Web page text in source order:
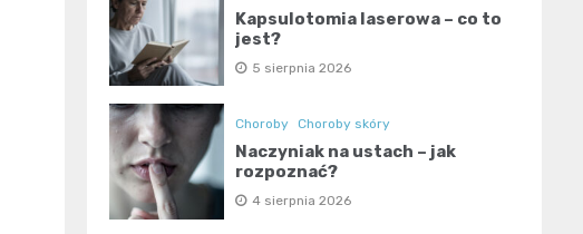
Kapsulotomia laserowa – co to
jest?
5 sierpnia 2026
Choroby Choroby skóry
Naczyniak na ustach – jak
rozpoznać?
4 sierpnia 2026